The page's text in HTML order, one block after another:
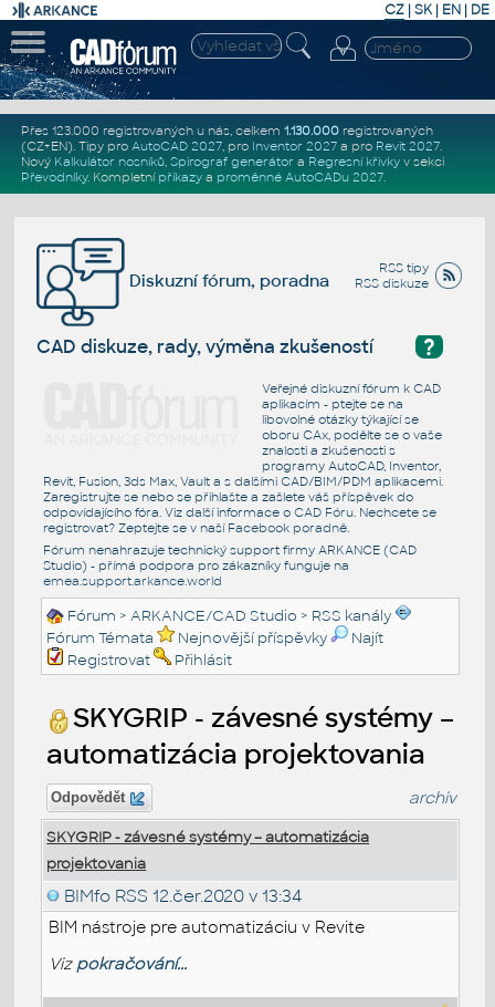
CZ | SK| EN | DE
Přes 123.000 registrovaných u nás, celkem 1.130.000registrovaných
(CZ+EN). Tipy pro AutoCAD 2027, pro Inventor 2027a pro Revit 2027.
Nový Kalkulátor nosníků, Spirograf generátor a Regresní křivkyv sekci
Převodníky. Kompletní příkazya proměnné AutoCADu 2027.
RSS tipy
RSS diskuze
Diskuzní fórum, poradna
?
CAD diskuze, rady, výměna zkušeností
Veřejné diskuzní fórum k CAD
aplikacím - ptejte se na
libovolné otázky týkající se
oboru CAx, podělte se o vaše
znalosti a zkušenosti s
programy AutoCAD, Inventor,
Revit, Fusion, 3ds Max, Vault a s dalšími CAD/BIM/PDM aplikacemi.
Zaregistrujte se nebo se přihlašte a zašlete váš příspěvek do
odpovídajícího fóra. Viz další informace o CAD Fóru. Nechcete se
registrovat? Zeptejte se v naší Facebook poradně.
Fórum nenahrazuje technický support firmy ARKANCE (CAD
Studio) - přímá podpora pro zákazníky funguje na
emea.support.arkance.world
Fórum >ARKANCE/CAD Studio > RSS kanály
Fórum Témata
Nejnovější příspěvky
Najít
Registrovat
Přihlásit
SKYGRIP - závesné systémy –
automatizácia projektovania
Odpovědět archiv
SKYGRIP - závesné systémy – automatizácia
projektovania
BIMfo RSS 12.čer.2020 v 13:34
BIM nástroje pre automatizáciu v Revite
Viz pokračování...